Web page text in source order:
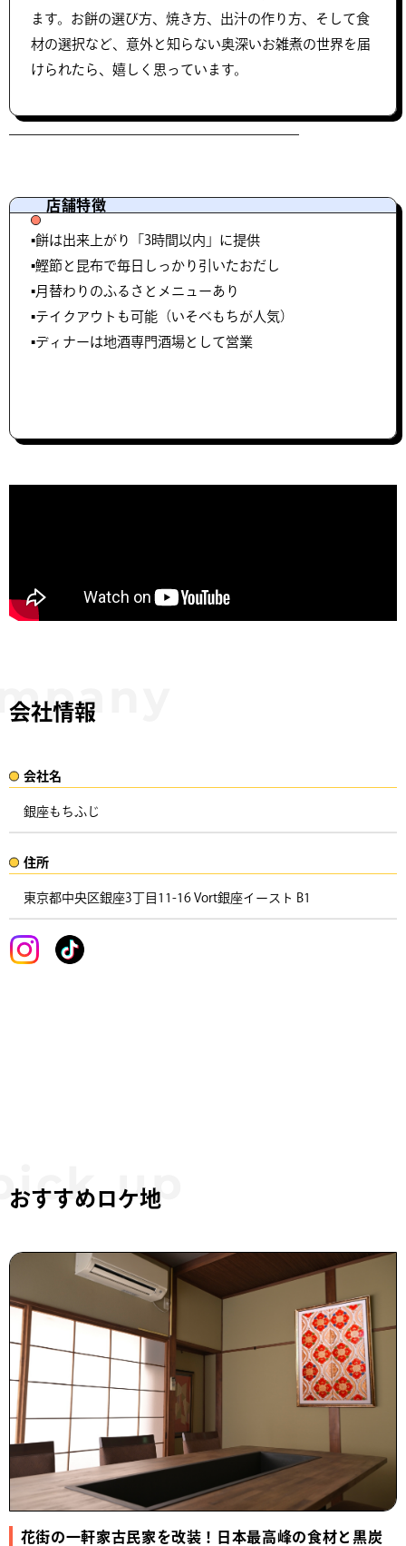
ます。お餅の選び方、焼き方、出汁の作り方、そして食
材の選択など、意外と知らない奥深いお雑煮の世界を届
けられたら、嬉しく思っています。
店舗特徴
▪️餅は出来上がり「3時間以内」に提供
▪️鰹節と昆布で毎日しっかり引いたおだし
▪️月替わりのふるさとメニューあり
▪️テイクアウトも可能（いそべもちが人気）
▪️ディナーは地酒専門酒場として営業
会社情報
会社名​
銀座もちふじ
住所​​
東京都中央区銀座3丁目11-16 Vort銀座イースト B1 ​
おすすめロケ地
花街の一軒家古民家を改装！日本最高峰の食材と黒炭